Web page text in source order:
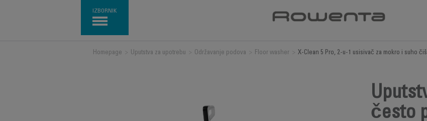
IZBORNIK
Homepage Uputstva za upotrebu Održavanje podova Floor washer X-Clean 5 Pro, 2-u-1 usisivač za mokro i suho
često